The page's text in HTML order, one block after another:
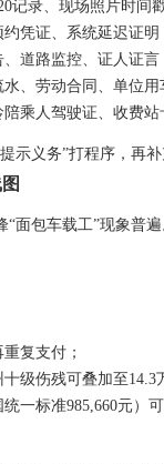
记录、现场照片时间
凭证、系统延迟证明
、道路监控、证人证言
水、劳动合同、单位用
乘人驾驶证、收费站
示义务”打程序，再
面包车载工”现象普
复支付；
级伤残可叠加至14.3
一标准985,660元）可